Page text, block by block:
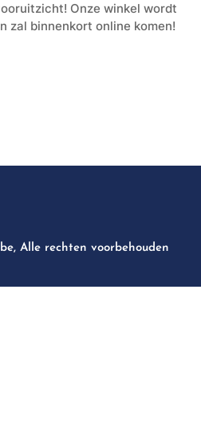
Onze winkel wordt
zal binnenkort online komen!
Alle rechten voorbehouden